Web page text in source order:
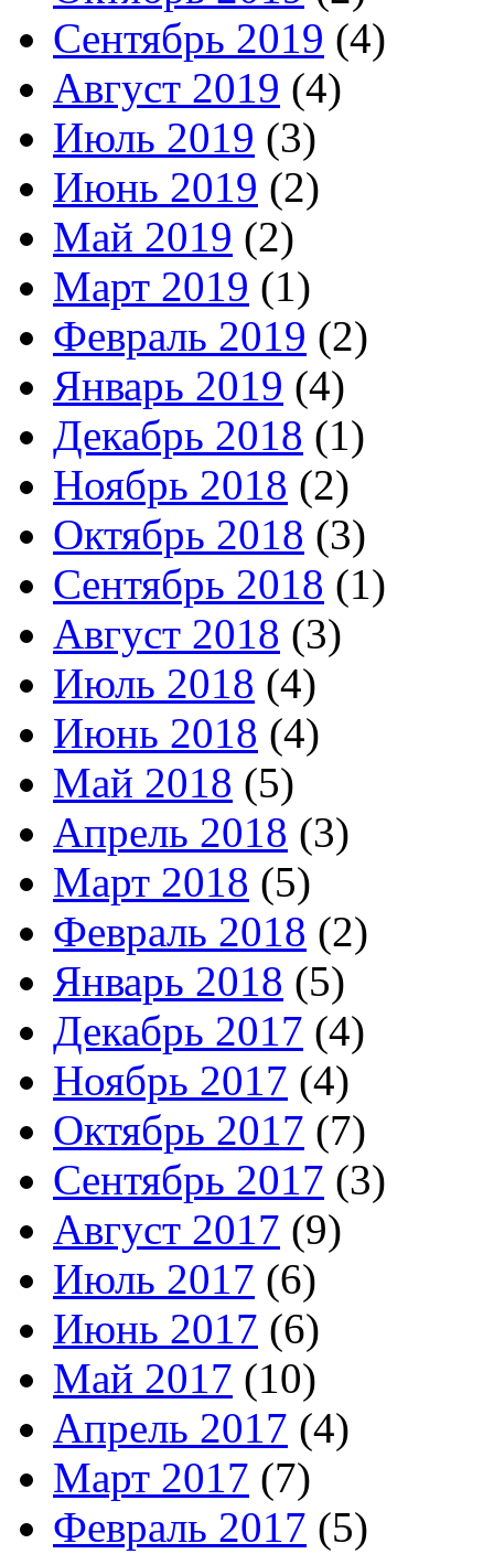
Сентябрь 2019 (4)
Август 2019 (4)
Июль 2019 (3)
Июнь 2019 (2)
Май 2019 (2)
Март 2019 (1)
Февраль 2019 (2)
Январь 2019 (4)
Декабрь 2018 (1)
Ноябрь 2018 (2)
Октябрь 2018 (3)
Сентябрь 2018 (1)
Август 2018 (3)
Июль 2018 (4)
Июнь 2018 (4)
Май 2018 (5)
Апрель 2018 (3)
Март 2018 (5)
Февраль 2018 (2)
Январь 2018 (5)
Декабрь 2017 (4)
Ноябрь 2017 (4)
Октябрь 2017 (7)
Сентябрь 2017 (3)
Август 2017 (9)
Июль 2017 (6)
Июнь 2017 (6)
Май 2017 (10)
Апрель 2017 (4)
Март 2017 (7)
Февраль 2017 (5)